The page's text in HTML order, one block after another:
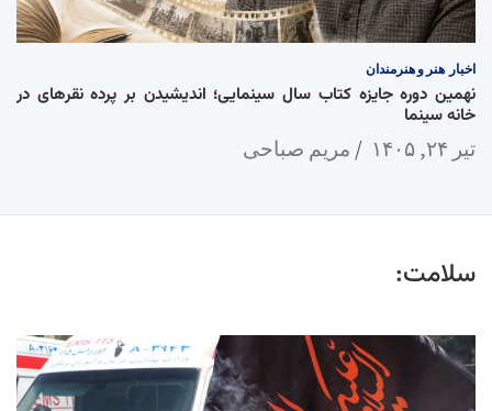
اخبار هنر و هنرمندان
نهمین دوره جایزه کتاب سال سینمایی؛ اندیشیدن بر پرده نقرهای در
خانه سینما
تیر ۲۴, ۱۴۰۵ مریم صباحی
سلامت: